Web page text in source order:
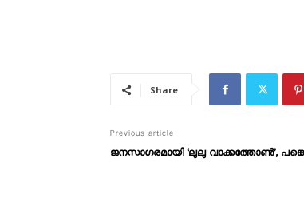
Share
Previous article
ജനസാഗരമായി ‘ലുലു വാക്കത്തോൺ’,